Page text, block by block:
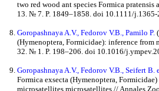
two red wood ant species Formica
13. № 7. P. 1849–1858. doi 10.1111/
Goropashnaya A.V., Fedorov V.B., Pamilo P.
(Hymenoptera, Formicidae): inference
32. № 1. P. 198–206. doi 10.1016/
Goropashnaya A.V., Fedorov V.B., Seifert B.
Formica exsecta (Hymenoptera,
microsatellites microsatellites // Annales